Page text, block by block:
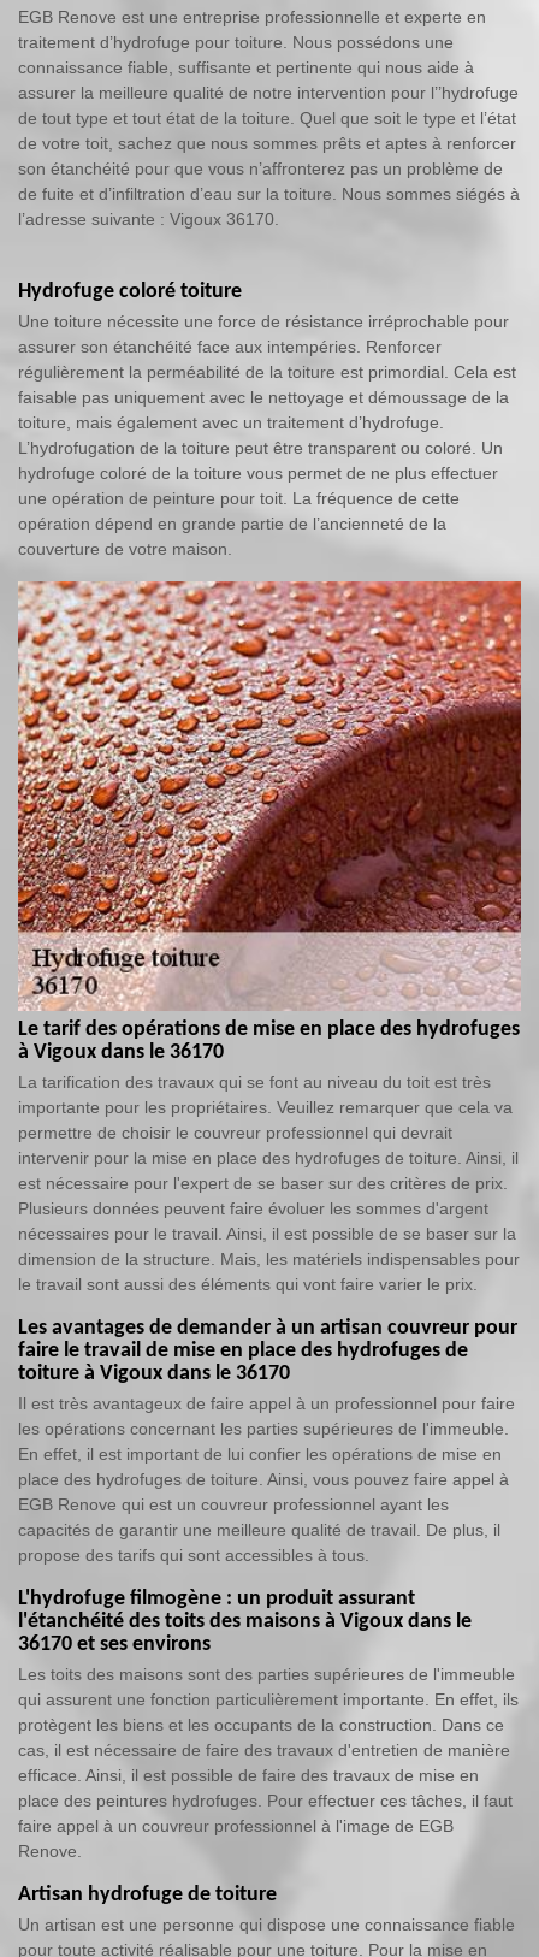
EGB Renove est une entreprise professionnelle et experte en
traitement d’hydrofuge pour toiture. Nous possédons une
connaissance fiable, suffisante et pertinente qui nous aide à
assurer la meilleure qualité de notre intervention pour l’’hydrofuge
de tout type et tout état de la toiture. Quel que soit le type et l’état
de votre toit, sachez que nous sommes prêts et aptes à renforcer
son étanchéité pour que vous n’affronterez pas un problème de
de fuite et d’infiltration d’eau sur la toiture. Nous sommes siégés à
l’adresse suivante : Vigoux 36170.
Hydrofuge coloré toiture
Une toiture nécessite une force de résistance irréprochable pour
assurer son étanchéité face aux intempéries. Renforcer
régulièrement la perméabilité de la toiture est primordial. Cela est
faisable pas uniquement avec le nettoyage et démoussage de la
toiture, mais également avec un traitement d’hydrofuge.
L’hydrofugation de la toiture peut être transparent ou coloré. Un
hydrofuge coloré de la toiture vous permet de ne plus effectuer
une opération de peinture pour toit. La fréquence de cette
opération dépend en grande partie de l’ancienneté de la
couverture de votre maison.
Le tarif des opérations de mise en place des hydrofuges
à Vigoux dans le 36170
La tarification des travaux qui se font au niveau du toit est très
importante pour les propriétaires. Veuillez remarquer que cela va
permettre de choisir le couvreur professionnel qui devrait
intervenir pour la mise en place des hydrofuges de toiture. Ainsi, il
est nécessaire pour l'expert de se baser sur des critères de prix.
Plusieurs données peuvent faire évoluer les sommes d'argent
nécessaires pour le travail. Ainsi, il est possible de se baser sur la
dimension de la structure. Mais, les matériels indispensables pour
le travail sont aussi des éléments qui vont faire varier le prix.
Les avantages de demander à un artisan couvreur pour
faire le travail de mise en place des hydrofuges de
toiture à Vigoux dans le 36170
Il est très avantageux de faire appel à un professionnel pour faire
les opérations concernant les parties supérieures de l'immeuble.
En effet, il est important de lui confier les opérations de mise en
place des hydrofuges de toiture. Ainsi, vous pouvez faire appel à
EGB Renove qui est un couvreur professionnel ayant les
capacités de garantir une meilleure qualité de travail. De plus, il
propose des tarifs qui sont accessibles à tous.
L'hydrofuge filmogène : un produit assurant
l'étanchéité des toits des maisons à Vigoux dans le
36170 et ses environs
Les toits des maisons sont des parties supérieures de l'immeuble
qui assurent une fonction particulièrement importante. En effet, ils
protègent les biens et les occupants de la construction. Dans ce
cas, il est nécessaire de faire des travaux d'entretien de manière
efficace. Ainsi, il est possible de faire des travaux de mise en
place des peintures hydrofuges. Pour effectuer ces tâches, il faut
faire appel à un couvreur professionnel à l'image de EGB
Renove.
Artisan hydrofuge de toiture
Un artisan est une personne qui dispose une connaissance fiable
pour toute activité réalisable pour une toiture. Pour la mise en